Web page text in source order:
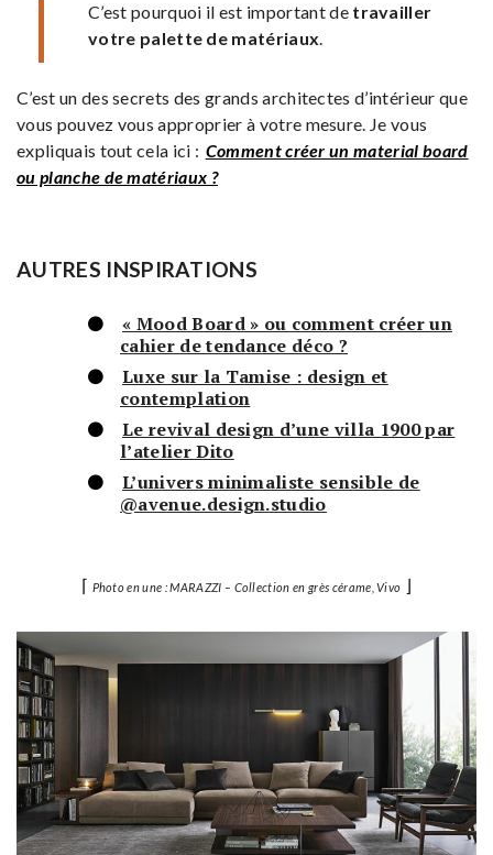
C’est pourquoi il est important de travailler
votre palette de matériaux.
C’est un des secrets des grands architectes d’intérieur que
vous pouvez vous approprier à votre mesure. Je vous
expliquais tout cela ici : Comment créer un material board
ou planche de matériaux ?
AUTRES INSPIRATIONS
« Mood Board » ou comment créer un
cahier de tendance déco ?
Luxe sur la Tamise : design et
contemplation
Le revival design d’une villa 1900 par
l’atelier Dito
L’univers minimaliste sensible de
@avenue.design.studio
⌈ Photo en une : MARAZZI – Collection en grès cérame, Vivo ⌋